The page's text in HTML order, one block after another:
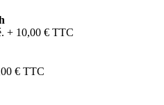
+ 10,00 € TTC
€ TTC